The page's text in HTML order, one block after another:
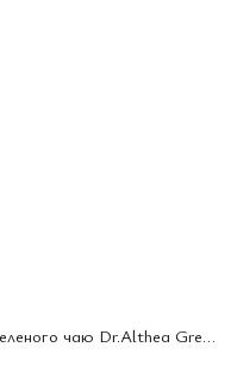
Сонцезахисний крем з екстрактом зеленого чаю Dr.Althea Green Tea Fresh Sunscreen Spf 50+ (255972)